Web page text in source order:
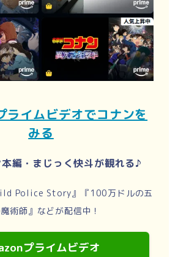
ライムビデオでコナンを
みる
編・まじっく快斗が観れる♪
Police Story』『100万ドルの五
術師』などが配信中！
プライムビデオ